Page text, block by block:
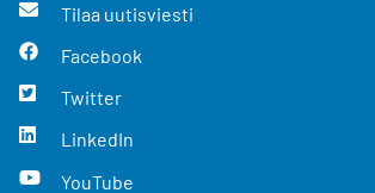
Tilaa uutisviesti
Facebook
Twitter
LinkedIn
YouTube